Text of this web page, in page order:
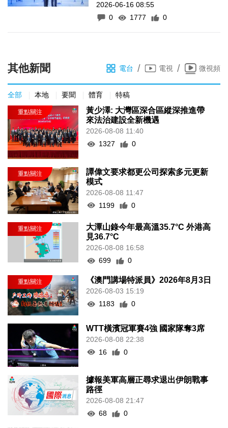
2026-06-16 08:55
0
1777 0
其他新聞 電台 / 電視 / 微視頻
全部 本地 要聞 體育 特稿
黃少澤: 大灣區深合區縱深推進帶
來法治建設全新機遇
2026-08-08 11:40
1327
0
譚偉文要求都更公司探索多元更新
模式
2026-08-08 11:47
1199
0
大潭山錄今年最高溫35.7°C 外港高
見36.7°C
2026-08-08 16:58
699
0
《澳門講場特派員》2026年8月3日
2026-08-03 15:19
1183
0
WTT橫濱冠軍賽4強 國家隊奪3席
2026-08-08 22:38
16
0
據報美軍高層正尋求退出伊朗戰事
路徑
2026-08-08 21:47
68
0